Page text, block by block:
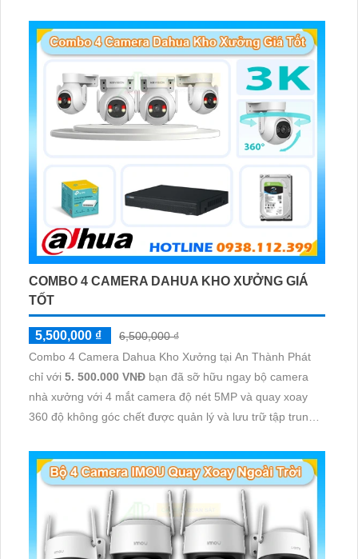
giám sát có màu vào ban đêm
COMBO 4 CAMERA DAHUA KHO XƯỞNG GIÁ
TỐT
5,500,000 ₫
6,500,000 ₫
Combo 4 Camera Dahua Kho Xưởng tại An Thành Phát
chỉ với 5. 500.000 VNĐ bạn đã sỡ hữu ngay bộ camera
nhà xưởng với 4 mắt camera độ nét 5MP và quay xoay
360 độ không góc chết được quản lý và lưu trữ tập trung